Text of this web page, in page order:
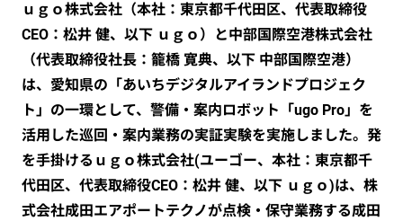
ｕｇｏ株式会社（本社：東京都千代田区、代表取締役
CEO：松井 健、以下 ｕｇｏ）と中部国際空港株式会社
（代表取締役社長：籠橋 寛典、以下 中部国際空港）
は、愛知県の「あいちデジタルアイランドプロジェク
ト」の一環として、警備・案内ロボット「ugo Pro」を
活用した巡回・案内業務の実証実験を実施しました。発
を手掛けるｕｇｏ株式会社(ユーゴー、本社：東京都千
代田区、代表取締役CEO：松井 健、以下 ｕｇｏ)は、株
式会社成田エアポートテクノが点検・保守業務する成田